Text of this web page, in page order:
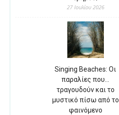
27 Ιουλίου 2026
Singing Beaches: Οι
παραλίες που…
τραγουδούν και το
μυστικό πίσω από το
φαινόμενο